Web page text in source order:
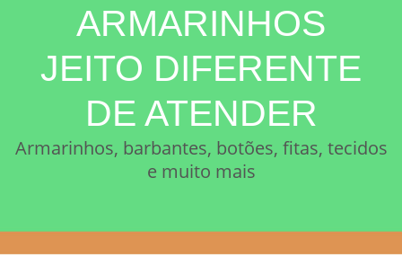
ARMARINHOS
JEITO DIFERENTE
DE ATENDER
Armarinhos, barbantes, botões, fitas, tecidos
e muito mais